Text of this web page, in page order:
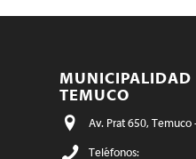
MUNICIPALIDAD
TEMUCO
Av. Prat 650, Temuco
Teléfonos: